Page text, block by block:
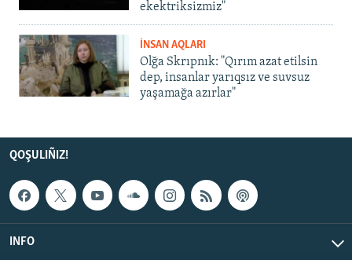
ekektriksizmiz"
İNSAN AQLARI
Olğa Skrıpnık: "Qırım azat etilsin
dep, insanlar yarıqsız ve suvsuz
yaşamağa azırlar"
QOŞULIÑIZ!
INFO